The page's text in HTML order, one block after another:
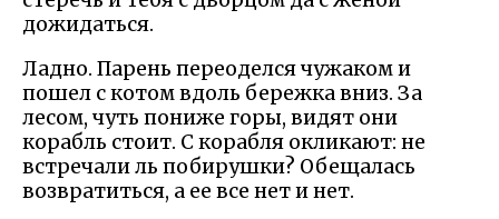
дожидаться.
Ладно. Парень переоделся чужаком и
пошел с котом вдоль бережка вниз. За
лесом, чуть пониже горы, видят они
корабль стоит. С корабля окликают: не
встречали ль побирушки? Обещалась
возвратиться, а ее все нет и нет.